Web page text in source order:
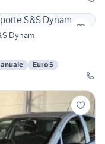
Dynam
Euro 5